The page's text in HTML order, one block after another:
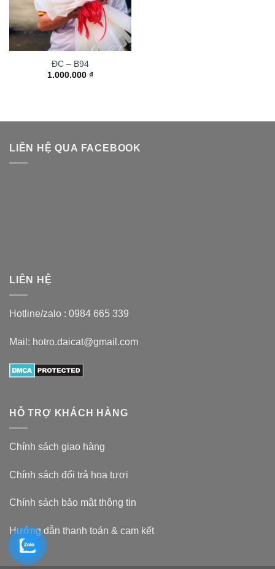
ĐC – B94
1.000.000 ₫
LIÊN HỆ QUA FACEBOOK
LIÊN HỆ
Hotline/zalo : 0984 665 339
Mail: hotro.daicat@gmail.com
HỖ TRỢ KHÁCH HÀNG
Chính sách giao hàng
Chính sách đổi trả hoa tươi
Chính sách bảo mật thông tin
Hướng dẫn thanh toán & cam kết